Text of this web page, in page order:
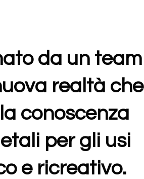
da un team
realtà che
conoscenza
per gli usi
e ricreativo.